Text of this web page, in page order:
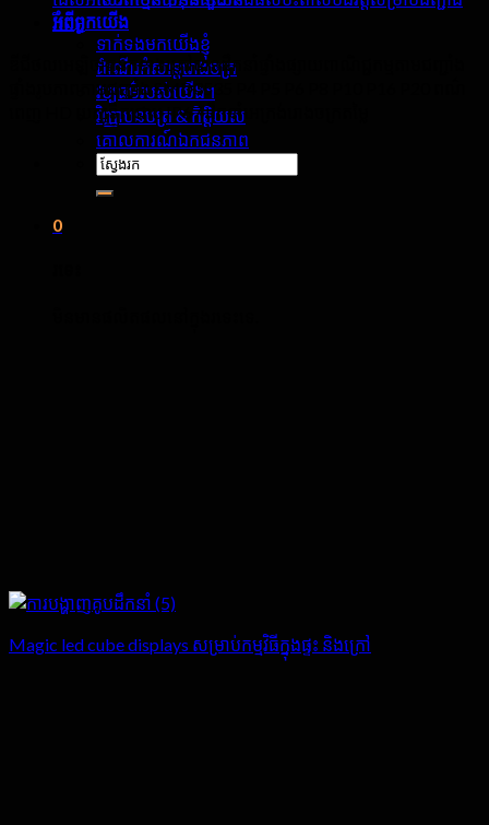
អំពី​ពួក​យើង
ទាក់ទងមកយើងខ្ញុំ
ដំណើរកំសាន្តរោងចក្រ
វប្បធម៌របស់យើង។
វិញ្ញាបនបត្រ & កិត្តិយស
គោលការណ៍ឯកជនភាព
ស្វែងរក:
0
វីដេអូ
ឌីជីថលអេឡិចត្រូនិកខាងក្រៅបានដឹកនាំផ្ទាំងផ្សាយពាណិជ្ជកម្មតាមជញ្ជាំង
ផ្ទាំងរូបភាពតាមជញ្ជាំង SMD3535 P4 P5 P6 P8 P10 P16 P20 ពណ៌
ពេញ HD យក្សទឹកជ្រាប IP67 ដឹកនាំអេក្រង់រោងចក្រតម្លៃ
Magic led cube displays សម្រាប់កម្មវិធីក្នុងផ្ទះ និងក្រៅ